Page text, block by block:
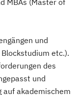
MBAs (Master of
und
etc.).
des
und
auf akademischem